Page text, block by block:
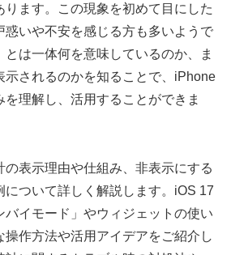
ります。この現象を初めて目にした
惑いや不安を感じる方も多いようで
は一体何を意味しているのか、ま
示されるのかを知ることで、iPhone
理解し、活用することができま
表示理由や仕組み、非表示にする
について詳しく解説します。iOS 17
バイモード」やウィジェットの使い
作方法や活用アイデアをご紹介し